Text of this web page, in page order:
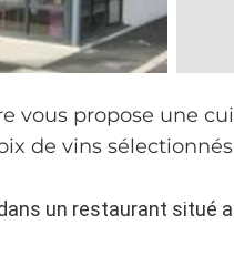
vous propose une
de vins
un restaurant situé